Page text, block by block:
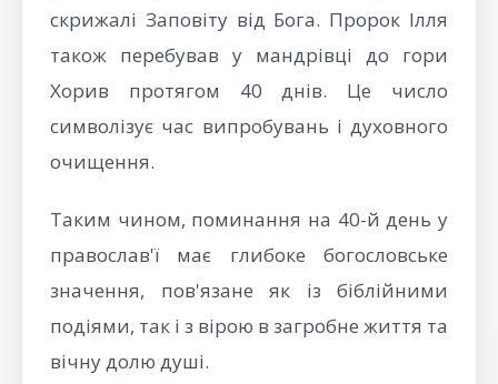
скрижалі Заповіту від Бога. Пророк Ілля
також перебував у мандрівці до гори
Хорив протягом 40 днів. Це число
символізує час випробувань і духовного
очищення.
Таким чином, поминання на 40-й день у
православ'ї має глибоке богословське
значення, пов'язане як із біблійними
подіями, так і з вірою в загробне життя та
вічну долю душі.